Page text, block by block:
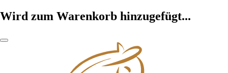
Wird zum Warenkorb hinzugefügt...